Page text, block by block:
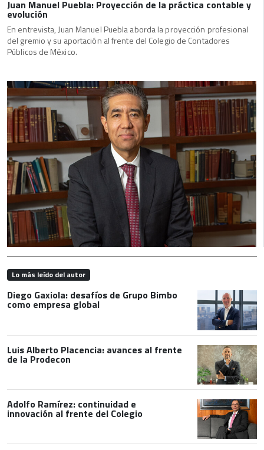
Juan Manuel Puebla: Proyección de la práctica contable y
evolución
En entrevista, Juan Manuel Puebla aborda la proyección profesional
del gremio y su aportación al frente del Colegio de Contadores
Públicos de México.
Lo más leído del autor
Diego Gaxiola: desafíos de Grupo Bimbo
como empresa global
Luis Alberto Placencia: avances al frente
de la Prodecon
Adolfo Ramírez: continuidad e
innovación al frente del Colegio